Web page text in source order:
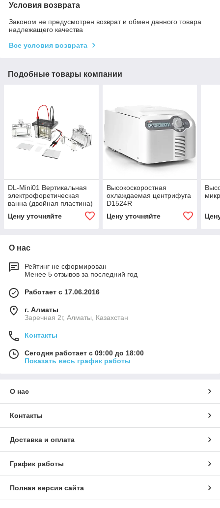
Условия возврата
Законом не предусмотрен возврат и обмен данного товара
надлежащего качества
Все условия возврата
Подобные товары компании
DL-Mini01 Вертикальная
электрофоретическая
ванна (двойная пластина)
Цену уточняйте
Высокоскоростная
охлаждаемая центрифуга
D1524R
Цену уточняйте
О нас
Рейтинг не сформирован
Менее 5 отзывов за последний год
Работает с 17.06.2016
г. Алматы
Заречная 2г, Алматы, Казахстан
Контакты
Сегодня работает с 09:00 до 18:00
Показать весь график работы
О нас
Контакты
Доставка и оплата
График работы
Полная версия сайта